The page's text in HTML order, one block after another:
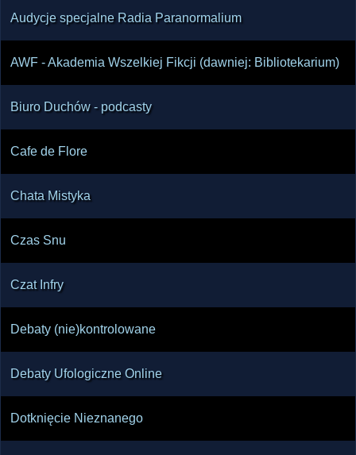
Audycje specjalne Radia Paranormalium
AWF - Akademia Wszelkiej Fikcji (dawniej: Bibliotekarium)
Biuro Duchów - podcasty
Cafe de Flore
Chata Mistyka
Czas Snu
Czat Infry
Debaty (nie)kontrolowane
Debaty Ufologiczne Online
Dotknięcie Nieznanego